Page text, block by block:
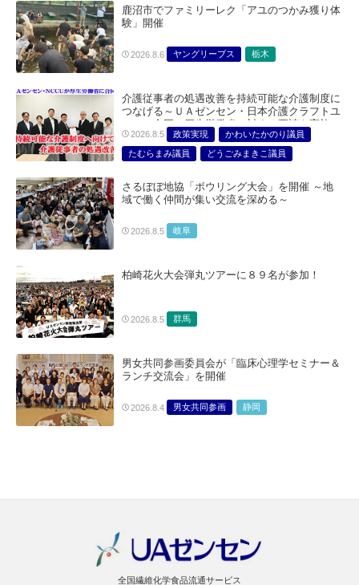
鹿沼市でファミリーレク「アユのつかみ獲り体
験」開催
2026.8.6 ヤングリーブス 栃木
介護従事者の処遇改善を持続可能な介護制度に
つなげる～ＵＡゼンセン・日本介護クラフトユ
ニオン合同で厚生労働省に対する要請を実施～
2026.8.5 政策実現
かわいたかのり議員
たむらまみ議員
どうごみまきこ議員
さるぼぼ地協「ボウリング大会」を開催 ～地
域で働く仲間が集い交流を深める～
2026.8.5 岐阜
柏崎花火大会弾丸ツアーに８９名が参加！
2026.8.5 群馬
男女共同参画委員会が「臨床心理学セミナー＆
ランチ交流会」を開催
2026.8.4 男女共同参画 静岡
全国繊維化学食品流通サービス